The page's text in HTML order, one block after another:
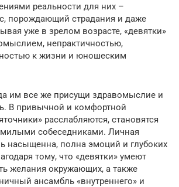
реальности для них –
порождающий страдания и даже
уже в зрелом возрасте, «девятки»
непрактичностью,
к жизни и юношеским
им все же присущи здравомыслие и
В привычной и комфортной
расслабляются, становятся
собеседниками. Личная
насыщенна, полна эмоций и глубоких
тому, что «девятки» умеют
желания окружающих, а также
ансамбль «внутреннего» и